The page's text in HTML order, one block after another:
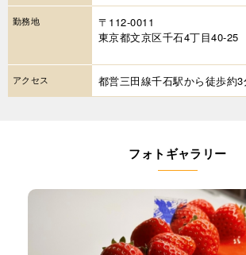
勤務地
〒112-0011
東京都文京区千石4丁目40-25
アクセス 都営三田線千石駅から徒歩約3
フォトギャラリー